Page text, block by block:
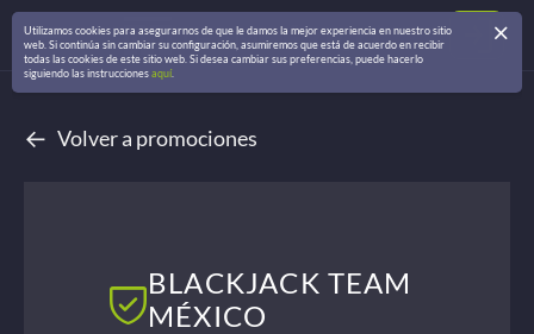
← Volver a promociones
BLACKJACK TEAM
MÉXICO
Utilizamos cookies para asegurarnos de que le damos la mejor experiencia en nuestro sitio
web. Si continúa sin cambiar su configuración, asumiremos que está de acuerdo en recibir
todas las cookies de este sitio web. Si desea cambiar sus preferencias, puede hacerlo
siguiendo las instruccionesaquí